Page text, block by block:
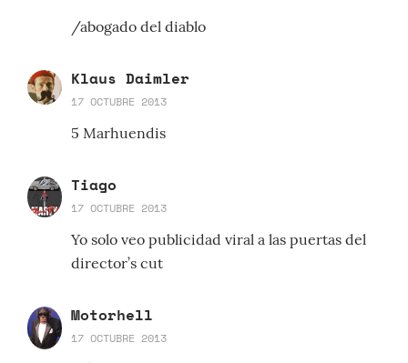
/abogado del diablo
Klaus Daimler
17 OCTUBRE 2013
5 Marhuendis
Tiago
17 OCTUBRE 2013
Yo solo veo publicidad viral a las puertas del
director’s cut
Motorhell
17 OCTUBRE 2013